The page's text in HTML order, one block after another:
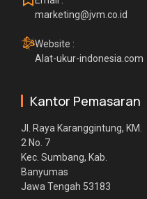
marketing@jvm.co.id
Website :
Alat-ukur-indonesia.com
Kantor Pemasaran
Jl. Raya Karanggintung, KM.
2 No. 7
Kec. Sumbang, Kab.
Banyumas
Jawa Tengah 53183